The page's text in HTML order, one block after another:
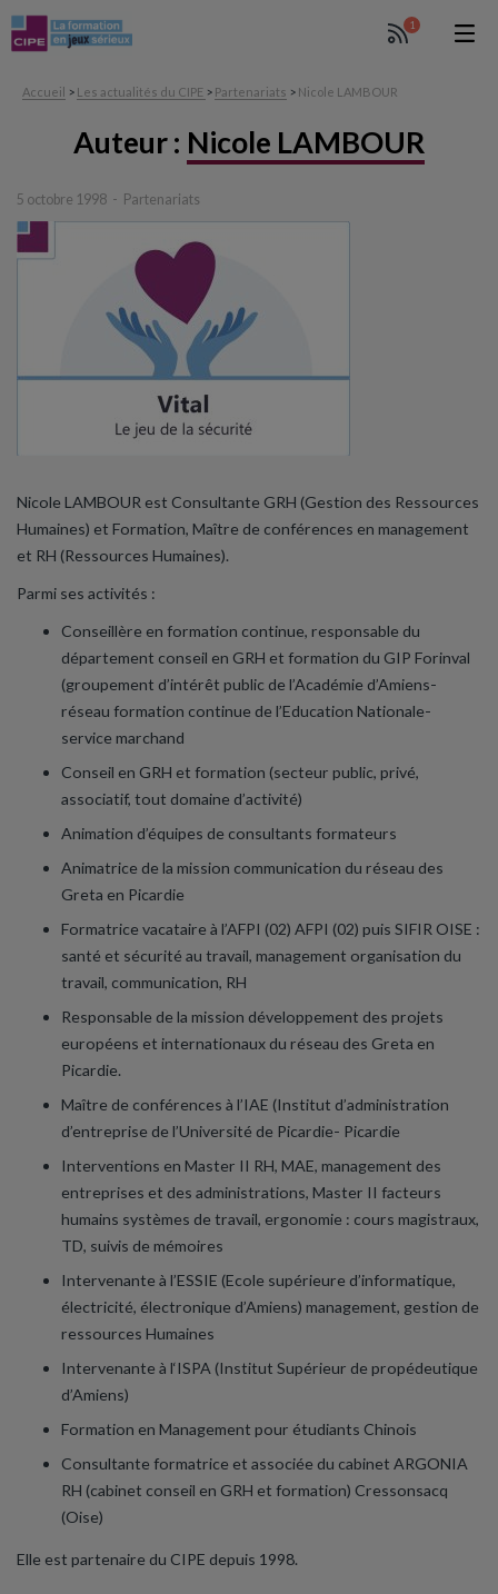
1
Accueil > Les actualités du CIPE > Partenariats > Nicole LAMBOUR
Auteur : Nicole LAMBOUR
5 octobre 1998 Partenariats
Nicole LAMBOUR est Consultante GRH (Gestion des Ressources
Humaines) et Formation, Maître de conférences en management
et RH (Ressources Humaines).
Parmi ses activités :
Conseillère en formation continue, responsable du
département conseil en GRH et formation du GIP Forinval
(groupement d’intérêt public de l’Académie d’Amiens-
réseau formation continue de l’Education Nationale-
service marchand
Conseil en GRH et formation (secteur public, privé,
associatif, tout domaine d’activité)
Animation d’équipes de consultants formateurs
Animatrice de la mission communication du réseau des
Greta en Picardie
Formatrice vacataire à l’AFPI (02) AFPI (02) puis SIFIR OISE :
santé et sécurité au travail, management organisation du
travail, communication, RH
Responsable de la mission développement des projets
européens et internationaux du réseau des Greta en
Picardie.
Maître de conférences à l’IAE (Institut d’administration
d’entreprise de l’Université de Picardie- Picardie
Interventions en Master II RH, MAE, management des
entreprises et des administrations, Master II facteurs
humains systèmes de travail, ergonomie : cours magistraux,
TD, suivis de mémoires
Intervenante à l’ESSIE (Ecole supérieure d’informatique,
électricité, électronique d’Amiens) management, gestion de
ressources Humaines
Intervenante à l‘ISPA (Institut Supérieur de propédeutique
d’Amiens)
Formation en Management pour étudiants Chinois
Consultante formatrice et associée du cabinet ARGONIA
RH (cabinet conseil en GRH et formation) Cressonsacq
(Oise)
Elle est partenaire du CIPE depuis 1998.